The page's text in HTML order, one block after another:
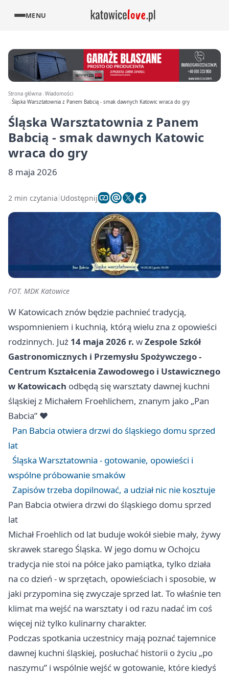
MENU
Strona główna Wiadomości
Śląska Warsztatownia z Panem Babcią - smak dawnych Katowic wraca do gry
Śląska Warsztatownia z Panem
Babcią - smak dawnych Katowic
wraca do gry
8 maja 2026
2 min czytania Udostępnij
FOT. MDK Katowice
W Katowicach znów będzie pachnieć tradycją,
wspomnieniem i kuchnią, którą wielu zna z opowieści
rodzinnych. Już 14 maja 2026 r. wZespole Szkół
Gastronomicznych i Przemysłu Spożywczego -
Centrum Kształcenia Zawodowego i Ustawicznego
w Katowicach odbędą się warsztaty dawnej kuchni
śląskiej z Michałem Froehlichem, znanym jako „Pan
Babcia” ❤️
Pan Babcia otwiera drzwi do śląskiego domu sprzed
lat
Śląska Warsztatownia - gotowanie, opowieści i
wspólne próbowanie smaków
Zapisów trzeba dopilnować, a udział nic nie kosztuje
Pan Babcia otwiera drzwi do śląskiego domu sprzed
lat
Michał Froehlich od lat buduje wokół siebie mały, żywy
skrawek starego Śląska. W jego domu w Ochojcu
tradycja nie stoi na półce jako pamiątka, tylko działa
na co dzień - w sprzętach, opowieściach i sposobie, w
jaki przypomina się zwyczaje sprzed lat. To właśnie ten
klimat ma wejść na warsztaty i od razu nadać im coś
więcej niż tylko kulinarny charakter.
Podczas spotkania uczestnicy mają poznać tajemnice
dawnej kuchni śląskiej, posłuchać historii o życiu „po
naszymu” i wspólnie wejść w gotowanie, które kiedyś